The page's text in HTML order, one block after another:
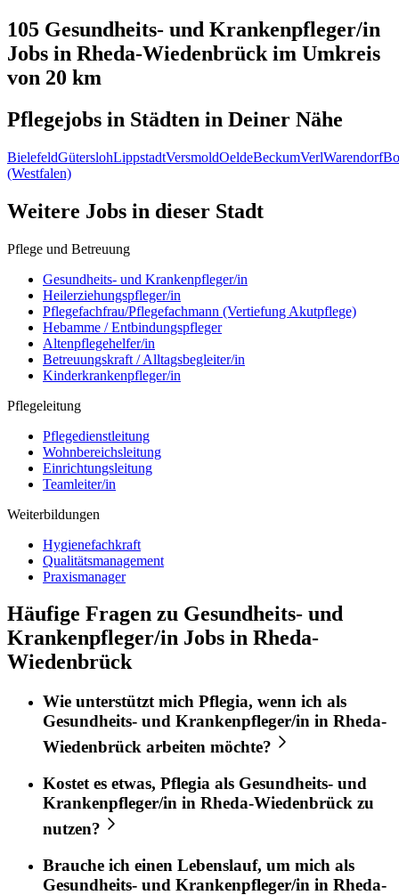
105 Gesundheits- und Krankenpfleger/in
Jobs in Rheda-Wiedenbrück im Umkreis
von 20 km
Pflegejobs in Städten in Deiner Nähe
BielefeldGüterslohLippstadtVersmoldOeldeBeckumVerlWarendorf
(Westfalen)
Weitere Jobs in dieser Stadt
Pflege und Betreuung
Gesundheits- und Krankenpfleger/in
Heilerziehungspfleger/in
Pflegefachfrau/Pflegefachmann (Vertiefung Akutpflege)
Hebamme / Entbindungspfleger
Altenpflegehelfer/in
Betreuungskraft / Alltagsbegleiter/in
Kinderkrankenpfleger/in
Pflegeleitung
Pflegedienstleitung
Wohnbereichsleitung
Einrichtungsleitung
Teamleiter/in
Weiterbildungen
Hygienefachkraft
Qualitätsmanagement
Praxismanager
Häufige Fragen zu Gesundheits- und
Krankenpfleger/in Jobs in Rheda-
Wiedenbrück
Wie unterstützt mich Pflegia, wenn ich als
Gesundheits- und Krankenpfleger/in in Rheda-
Wiedenbrück arbeiten möchte?
Kostet es etwas, Pflegia als Gesundheits- und
Krankenpfleger/in in Rheda-Wiedenbrück zu
nutzen?
Brauche ich einen Lebenslauf, um mich als
Gesundheits- und Krankenpfleger/in in Rheda-